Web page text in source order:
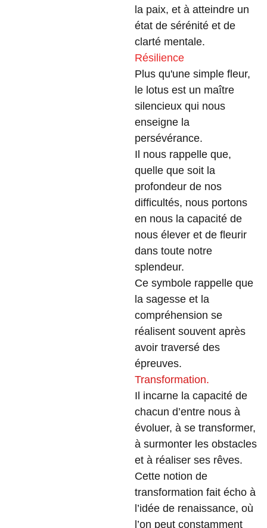
la paix, et à atteindre un
état de sérénité et de
clarté mentale.
Résilience
Plus qu'une simple fleur,
le lotus est un maître
silencieux qui nous
enseigne la
persévérance.
Il nous rappelle que,
quelle que soit la
profondeur de nos
difficultés, nous portons
en nous la capacité de
nous élever et de fleurir
dans toute notre
splendeur.
Ce symbole rappelle que
la sagesse et la
compréhension se
réalisent souvent après
avoir traversé des
épreuves.
Transformation.
Il incarne la capacité de
chacun d’entre nous à
évoluer, à se transformer,
à surmonter les obstacles
et à réaliser ses rêves.
Cette notion de
transformation fait écho à
l’idée de renaissance, où
l’on peut constamment